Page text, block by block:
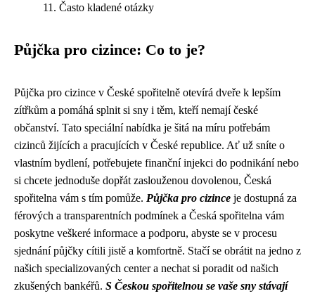
Často kladené otázky
Půjčka pro cizince: Co to je?
Půjčka pro cizince v České spořitelně otevírá dveře k lepším
zítřkům a pomáhá splnit si sny i těm, kteří nemají české
občanství. Tato speciální nabídka je šitá na míru potřebám
cizinců žijících a pracujících v České republice. Ať už sníte o
vlastním bydlení, potřebujete finanční injekci do podnikání nebo
si chcete jednoduše dopřát zaslouženou dovolenou, Česká
spořitelna vám s tím pomůže. Půjčka pro cizince je dostupná za
férových a transparentních podmínek a Česká spořitelna vám
poskytne veškeré informace a podporu, abyste se v procesu
sjednání půjčky cítili jistě a komfortně. Stačí se obrátit na jedno z
našich specializovaných center a nechat si poradit od našich
zkušených bankéřů. S Českou spořitelnou se vaše sny stávají